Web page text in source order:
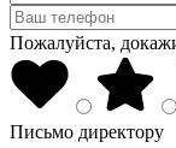
Пожалуйста,
Письмо директору